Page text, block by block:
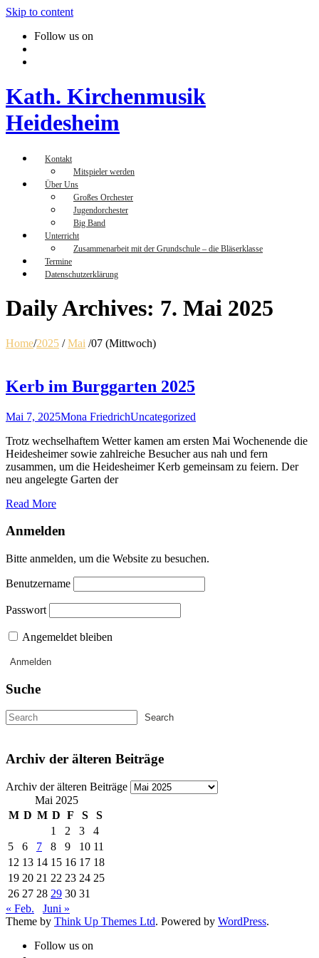
Skip to content
Follow us on
Kath. Kirchenmusik
Heidesheim
Kontakt
Mitspieler werden
Über Uns
Großes Orchester
Jugendorchester
Big Band
Unterricht
Zusammenarbeit mit der Grundschule – die Bläserklasse
Termine
Datenschutzerklärung
Daily Archives: 7. Mai 2025
Home/2025 / Mai /07 (Mittwoch)
Kerb im Burggarten 2025
Mai 7, 2025Mona FriedrichUncategorized
Trotz wechselhaftem Wetter kamen am ersten Mai Wochenende die
Heidesheimer sowie zahlreiche Besucher aus nah und fern
zusammen, um die Heidesheimer Kerb gemeinsam zu feiern. Der
neu angelegte Garten der
Read More
Anmelden
Bitte anmelden, um die Website zu besuchen.
Benutzername
Passwort
Angemeldet bleiben
Suche
Archiv der älteren Beiträge
Archiv der älteren Beiträge
Mai 2025
M D M D F S
S
1
2 3
4
5
6 7 8 9 10 11
12 13 14 15 16 17 18
19 20 21 22 23 24 25
26 27 28 29 30 31
« Feb.
Juni »
Theme by Think Up Themes Ltd. Powered by WordPress.
Follow us on